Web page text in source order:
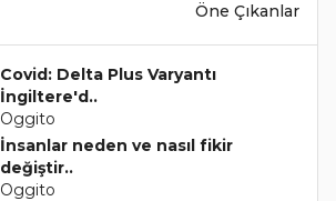
Öne Çıkanlar
Covid: Delta Plus Varyantı
İngiltere'd..
Oggito
İnsanlar neden ve nasıl fikir
değiştir..
Oggito